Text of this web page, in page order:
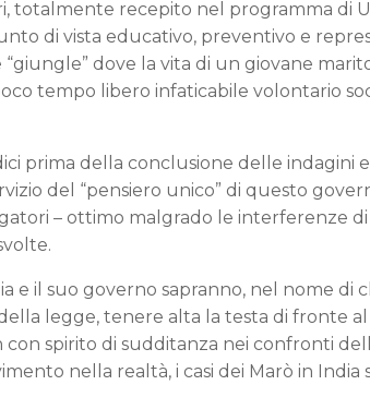
totalmente recepito nel programma di
di vista educativo, preventivo e
dove la vita di un giovane
tempo libero infaticabile volontario
prima della conclusione delle indagini
del “pensiero unico” di questo
– ottimo malgrado le interferenze
e il suo governo sapranno, nel nome di
legge, tenere alta la testa di fronte
spirito di sudditanza nei confronti
nella realtà, i casi dei Marò in India